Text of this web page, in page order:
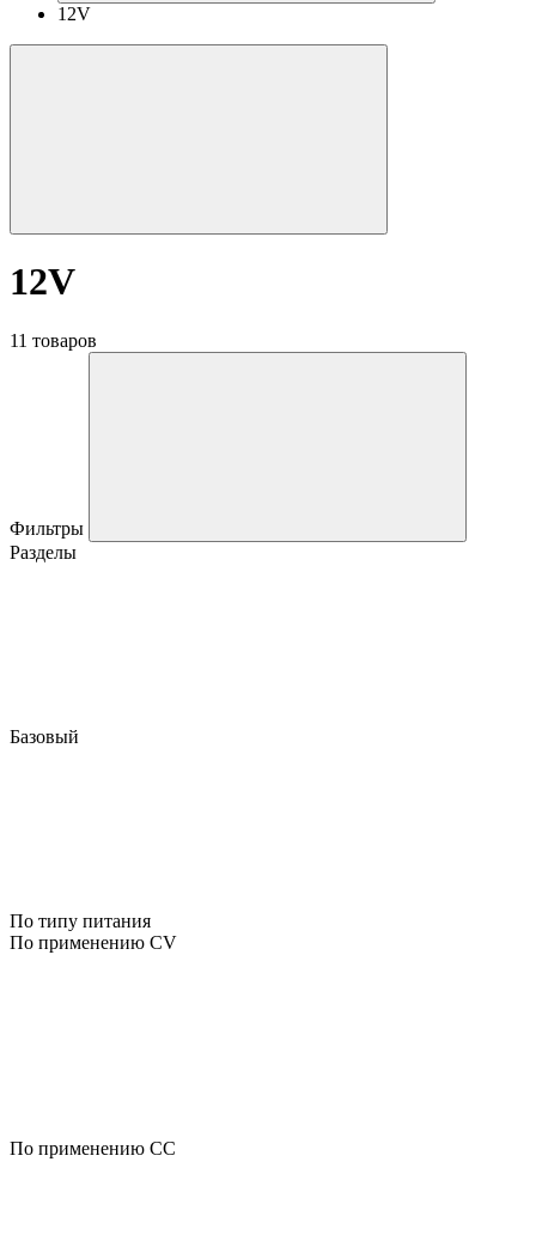
12V
12V
11 товаров
Фильтры
Разделы
Базовый
По типу питания
По применению CV
По применению CC